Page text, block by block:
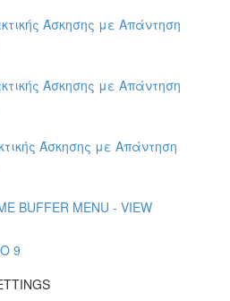
Άσκησης με Απάντηση
Άσκησης με Απάντηση
Άσκησης με Απάντηση
BUFFER MENU - VIEW
9